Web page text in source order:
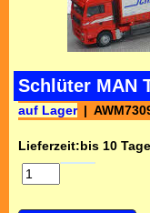
Schlüter MAN
auf Lager
Lieferzeit:bis 10